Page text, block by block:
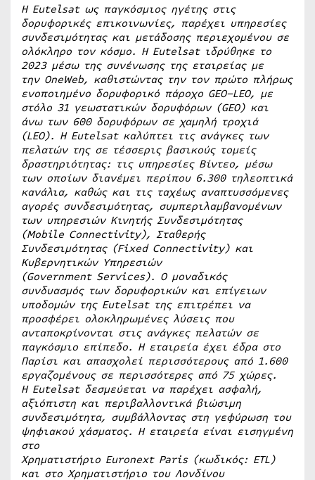
Η Eutelsatως παγκόσμιος ηγέτης στις
δορυφορικές επικοινωνίες, παρέχει υπηρεσίες
συνδεσιμότητας και μετάδοσης περιεχομένου σε
ολόκληρο τον κόσμο. Η Eutelsat ιδρύθηκε το
2023 μέσω της συνένωσης της εταιρείας με
την OneWeb, καθιστώντας την τον πρώτο πλήρως
ενοποιημένο δορυφορικό πάροχο GEO–LEO, με
στόλο 31 γεωστατικών δορυφόρων (GEO) και
άνω των 600 δορυφόρων σε χαμηλή τροχιά
(LEO). Η Eutelsatκαλύπτει τις ανάγκες των
πελατών της σε τέσσερις βασικούς τομείς
δραστηριότητας: τις υπηρεσίες Bίντεο, μέσω
των οποίων διανέμει περίπου 6.300 τηλεοπτικά
κανάλια, καθώς και τις ταχέως αναπτυσσόμενες
αγορές συνδεσιμότητας, συμπεριλαμβανομένων
των υπηρεσιών Κινητής Συνδεσιμότητας
(Mobile Connectivity), Σταθερής
Συνδεσιμότητας (Fixed Connectivity) και
Κυβερνητικών Υπηρεσιών
(Government Services). Ο μοναδικός
συνδυασμός των δορυφορικών και επίγειων
υποδομών της Eutelsatτης επιτρέπει να
προσφέρει ολοκληρωμένες λύσεις που
ανταποκρίνονται στις ανάγκες πελατών σε
παγκόσμιο επίπεδο. Η εταιρεία έχει έδρα στο
Παρίσι και απασχολεί περισσότερους από 1.600
εργαζομένους σε περισσότερες από 75 χώρες.
Η Eutelsatδεσμεύεται να παρέχει ασφαλή,
αξιόπιστη και περιβαλλοντικά βιώσιμη
συνδεσιμότητα, συμβάλλοντας στη γεφύρωση του
ψηφιακού χάσματος. Η εταιρεία είναι εισηγμένη
στο
Χρηματιστήριο Euronext Paris(κωδικός: ETL)
και στο Χρηματιστήριο του Λονδίνου